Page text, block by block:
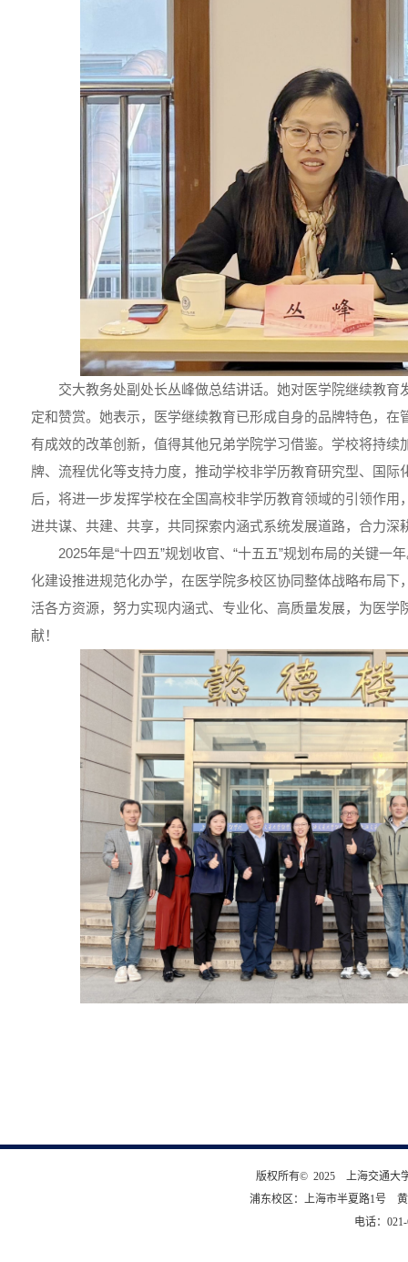
版权所有© 2025 上海交通大
浦东校区：上海市半夏路1号
电话：
交大教务处副处长丛峰做总结讲话。她对医学院继续教育
定和赞赏。她表示，医学继续教育已形成自身的品牌特色，在
有成效的改革创新，值得其他兄弟学院学习借鉴。学校将持续
牌、流程优化等支持力度，推动学校非学历教育研究型、国际
后，将进一步发挥学校在全国高校非学历教育领域的引领作用
进共谋、共建、共享，共同探索内涵式系统发展道路，合力深
2025年是“十四五”规划收官、“十五五”规划布局的关键一
化建设推进规范化办学，在医学院多校区协同整体战略布局下
活各方资源，努力实现内涵式、专业化、高质量发展，为医学
献！